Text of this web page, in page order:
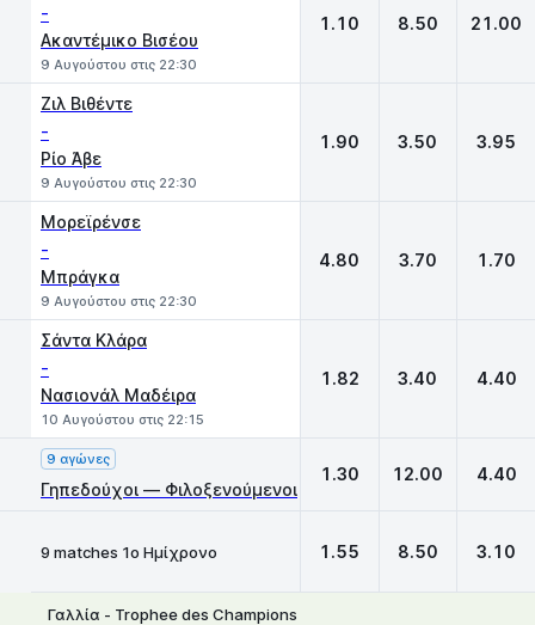
-
Ακαντέμικο Βισέου
9 Αυγούστου στις 22:30
1.10 8.50 21.00
Ζιλ Βιθέντε
-
Ρίο Άβε
9 Αυγούστου στις 22:30
1.90 3.50 3.95
Μορεϊρένσε
-
Μπράγκα
9 Αυγούστου στις 22:30
4.80 3.70 1.70
Σάντα Κλάρα
-
Νασιονάλ Μαδέιρα
10 Αυγούστου στις 22:15
1.82 3.40 4.40
9 αγώνες
Γηπεδούχοι — Φιλοξενούμενοι
1.30 12.00 4.40
9 matches 1ο Ημίχρονο 1.55 8.50 3.10
Γαλλία - Trophee des Champions